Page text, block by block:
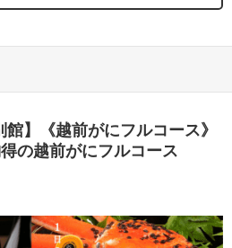
】《越前がにフルコース》
の越前がにフルコース